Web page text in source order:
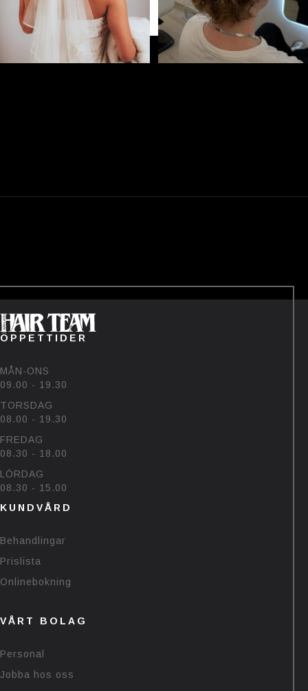
ÖPPETTIDER
MÅN-ONS
09.00 - 19.30
TORSDAG
08.00 - 19.30
FREDAG
08.30 - 18.00
LÖRDAG
08.30 - 15.00
KUNDVÅRD
Behandlingar
Prislista
Onlinebokning
VÅRT BOLAG
Personal
Jobba hos oss